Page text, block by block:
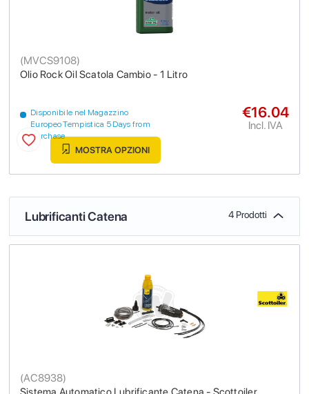
Olio Rock Oil Scatola Cambio - 1 Litro
(MVCS9108)
Disponibile nel Magazzino
Europeo Tempistica 5 Days from
purchase
€16.04
Incl. IVA
MOSTRA OPZIONI
Lubrificanti Catena 4 Prodotti
(AC8938)